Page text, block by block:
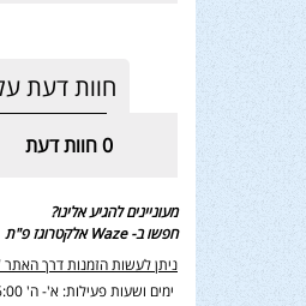
חוות דעת
0חוות דעת
מעוניינים להגיע אלינו?
חפשו ב- Waze אלקטרוגז פ"ת
ניתן לעשות הזמנות דרך האתר 24/7 במשלוחים לכל הארץ
ימים ושעות פעילות: א'- ה' 8:00-16:00, שישי שבת - סגור,